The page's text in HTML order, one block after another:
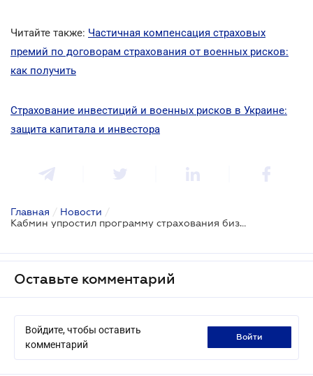
Читайте также: Частичная компенсация страховых
премий по договорам страхования от военных рисков:
как получить
Страхование инвестиций и военных рисков в Украине:
защита капитала и инвестора
Главная / Новости /
Кабмин упростил программу страхования бизнеса от военных рисков
Оставьте комментарий
Войдите, чтобы оставить
комментарий
войти